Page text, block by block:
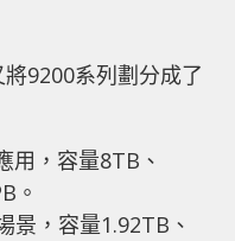
9200系列劃分成了
用，容量8TB、
。
景，容量1.92TB、